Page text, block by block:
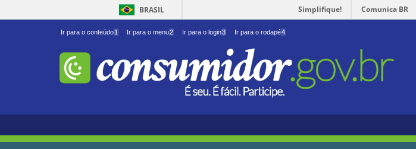
BRASIL Simplifique! Comunica BR
Ir para o conteúdo1 Ir para o menu2 Ir para o login3 Ir para o rodapé4